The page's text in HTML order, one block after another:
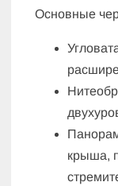
Основные
крыша,